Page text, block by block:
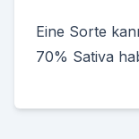
Eine Sorte
70% Sativa